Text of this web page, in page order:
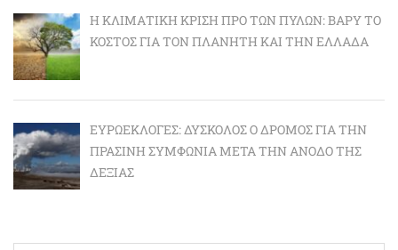
Η ΚΛΙΜΑΤΙΚΉ ΚΡΊΣΗ ΠΡΟ ΤΩΝ ΠΥΛΏΝ: BΑΡΎ ΤΟ
ΚΌΣΤΟΣ ΓΙΑ ΤΟΝ ΠΛΑΝΉΤΗ ΚΑΙ ΤΗΝ ΕΛΛΆΔΑ
ΕΥΡΩΕΚΛΟΓΈΣ: ΔΎΣΚΟΛΟΣ Ο ΔΡΌΜΟΣ ΓΙΑ ΤΗΝ
ΠΡΆΣΙΝΗ ΣΥΜΦΩΝΊΑ ΜΕΤΆ ΤΗΝ ΆΝΟΔΟ ΤΗΣ
ΔΕΞΙΆΣ